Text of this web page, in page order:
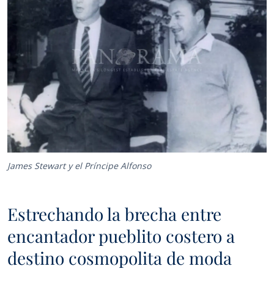
James Stewart y el Príncipe Alfonso
Estrechando la brecha entre
encantador pueblito costero a
destino cosmopolita de moda